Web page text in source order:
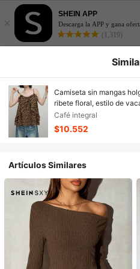
×
SHEIN APP
Descarga la APP y gana
(1,319)
Camiseta sin mangas
ribete floral, estilo de
mujer
Café integral
$10.552
Artículos Similares